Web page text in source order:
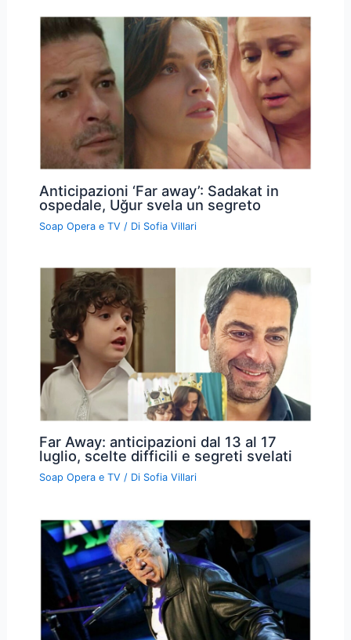
Anticipazioni ‘Far away’: Sadakat in
ospedale, Uğur svela un segreto
Soap Opera e TV / Di Sofia Villari
Far Away: anticipazioni dal 13 al 17
luglio, scelte difficili e segreti svelati
Soap Opera e TV / Di Sofia Villari